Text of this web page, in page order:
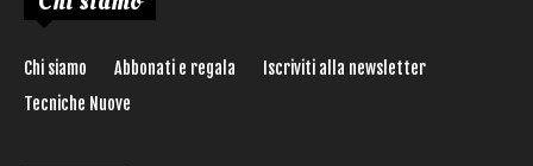
Chi siamo Abbonati e regala
Iscriviti alla newsletter
Tecniche Nuove